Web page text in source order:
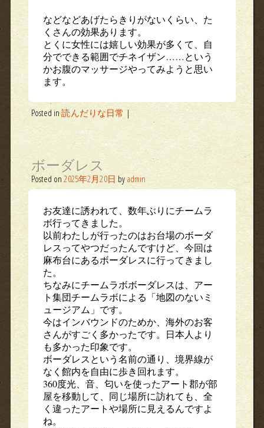
などなどあげたらきりがないくらい、た
くさんの効果あります。
とくに女性には嬉しい効果が多くて、自
分でできる範囲でチネイザン……という
かお腹のマッサージやってみようと思い
ます。
Posted in読んだりな日常 |
ボーダレス
Posted on2025年2月20日 byadmin
お友達に誘われて、数年ぶりにチームラ
ボ行ってきました。
以前わたしが行ったのはお台場のボーダ
レスってやつだったんですけど、今回は
麻布台にあるボーダレスに行ってきまし
た。
ちなみにチームラボボーダレスは、アー
ト集団チームラボによる「地図のないミ
ュージアム」です。
今はインバウンドのためか、海外のお客
さんがすごく多かったです。日本人より
も多かった印象です。
ボーダレスという名前の通り、境界線が
なく館内を自由に歩き回れます。
360度光、音、匂いを使ったアート郡が部
屋を移動して、同じ場所に訪れても、全
く違ったアートや場所に見えるんですよ
ね。